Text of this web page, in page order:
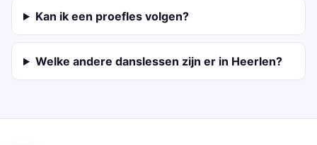
Kan ik een proefles volgen?
Welke andere danslessen zijn er in Heerlen?